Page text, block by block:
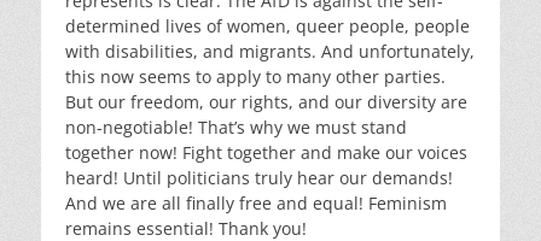
determined lives of women, queer people, people
with disabilities, and migrants. And unfortunately,
this now seems to apply to many other parties.
But our freedom, our rights, and our diversity are
non-negotiable! That’s why we must stand
together now! Fight together and make our voices
heard! Until politicians truly hear our demands!
And we are all finally free and equal! Feminism
remains essential! Thank you!